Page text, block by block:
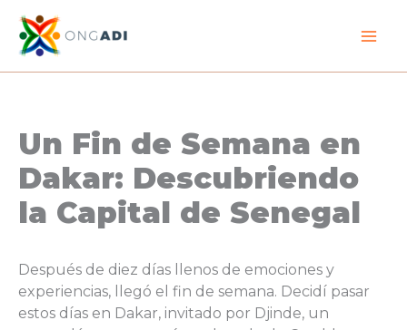
contenido
Un Fin de Semana en
Dakar: Descubriendo
la Capital de Senegal
Después de diez días llenos de emociones y
experiencias, llegó el fin de semana. Decidí pasar
estos días en Dakar, invitado por Djinde, un